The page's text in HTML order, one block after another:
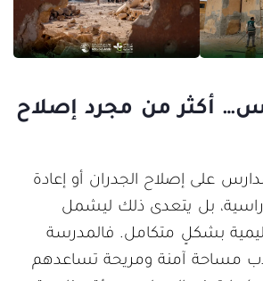
أكثر من مجرد إصلاح
على إصلاح الجدران أو إعادة
بل يتعدى ذلك ليشمل
بشكلٍ متكامل. فالمدرسة
مساحة آمنة ومريحة تساعدهم